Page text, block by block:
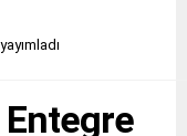
Entegre